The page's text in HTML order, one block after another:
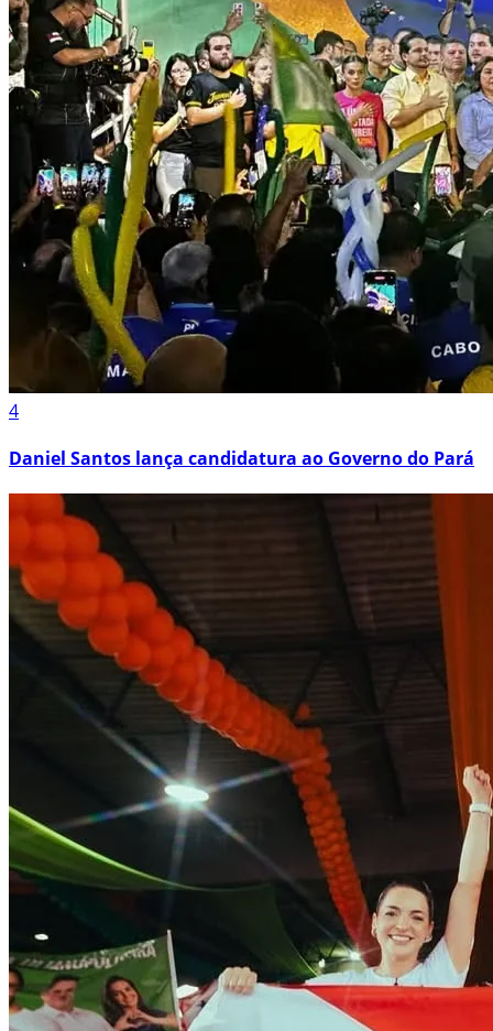
4
Daniel Santos lança candidatura ao Governo do Pará